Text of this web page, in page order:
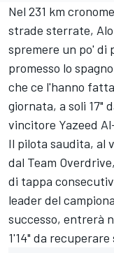
Nel 231 km
strade sterrate,
spremere un po' di
promesso lo
che ce l'hanno
giornata, a soli 17"
vincitore Yazeed
Il pilota saudita, al
dal Team
di tappa
leader del
successo, entrerà
1'14" da